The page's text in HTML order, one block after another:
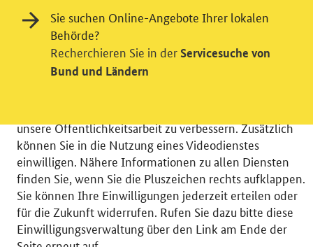
© 2026 Bundesministerium für Wirtschaft und Energie
RSS
Benutzerhinweise
Inhaltsverzeichnis
Impressum
Barrierefreiheit
Datenschutz
Einwilligung in Tracking und / oder
Videodienst
Wir bitten Sie an dieser Stelle um Ihre Einwilligung für
verschiedene Zusatzdienste unserer Webseite: Wir
unsere Öffentlichkeitsarbeit zu verbessern. Zusätzlich
können Sie in die Nutzung eines Videodienstes
einwilligen. Nähere Informationen zu allen Diensten
finden Sie, wenn Sie die Pluszeichen rechts aufklappen.
Sie können Ihre Einwilligungen jederzeit erteilen oder
für die Zukunft widerrufen. Rufen Sie dazu bitte diese
Einwilligungsverwaltung über den Link am Ende der
Sie suchen Online-Angebote Ihrer lokalen
Behörde?
Recherchieren Sie in der Servicesuche von
Bund und Ländern